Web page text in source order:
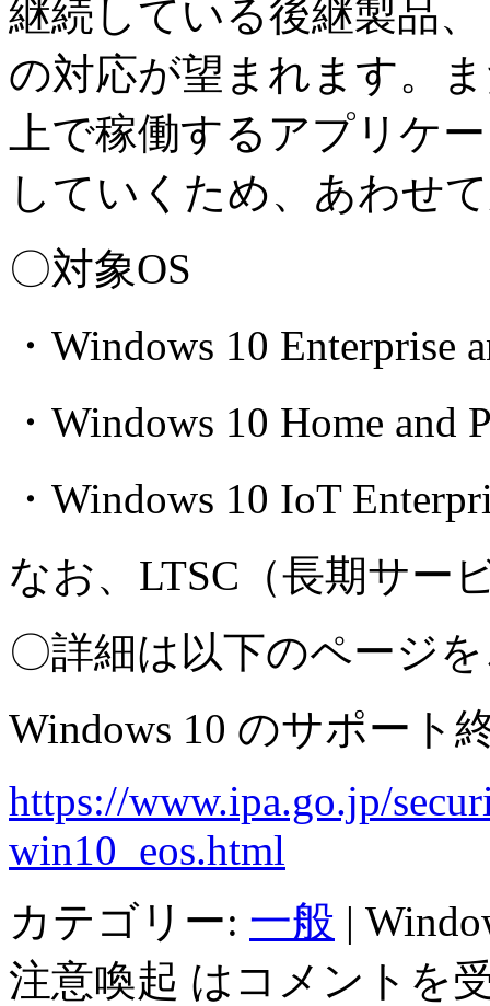
継続している後継製品、
の対応が望まれます。
上で稼働するアプリケ
していくため、あわせ
〇対象OS
・ Windows 10 Enterprise
・ Windows 10 Home and
・ Windows 10 IoT
なお、 LTSC （長期サー
〇詳細は以下のページ
Windows 10 のサポート
https://www.ipa.go.jp/
win10_eos.html
カテゴリー: 一般 |
注意喚起 は コメントを